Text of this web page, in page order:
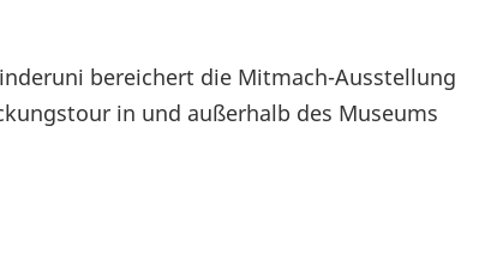
bereichert die Mitmach-Ausstellung
in und außerhalb des Museums